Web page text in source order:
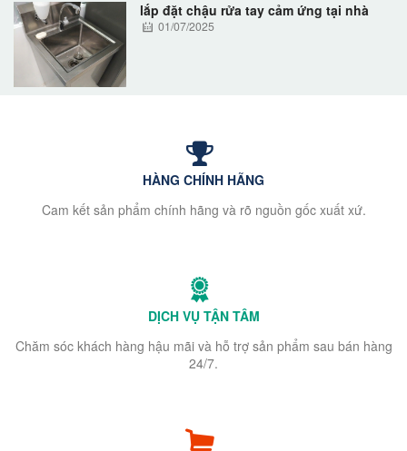
lắp đặt chậu rửa tay cảm ứng tại nhà
01/07/2025
HÀNG CHÍNH HÃNG
Cam kết sản phẩm chính hãng và rõ nguồn gốc xuất xứ.
DỊCH VỤ TẬN TÂM
Chăm sóc khách hàng hậu mãi và hỗ trợ sản phẩm sau bán hàng
24/7.